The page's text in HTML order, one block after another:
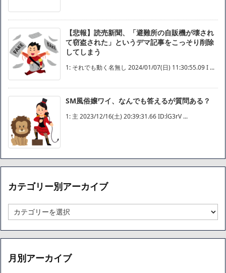
【悲報】読売新聞、「避難所の自販機が壊され
て窃盗された」というデマ記事をこっそり削除
してしまう
1: それでも動く名無し 2024/01/07(日) 11:30:55.09 I ...
SM風俗嬢ワイ、なんでも答えるが質問ある？
1: 主 2023/12/16(土) 20:39:31.66 ID:lG3rV ...
カテゴリー別アーカイブ
テ
ゴ
リ
別
月別アーカイブ